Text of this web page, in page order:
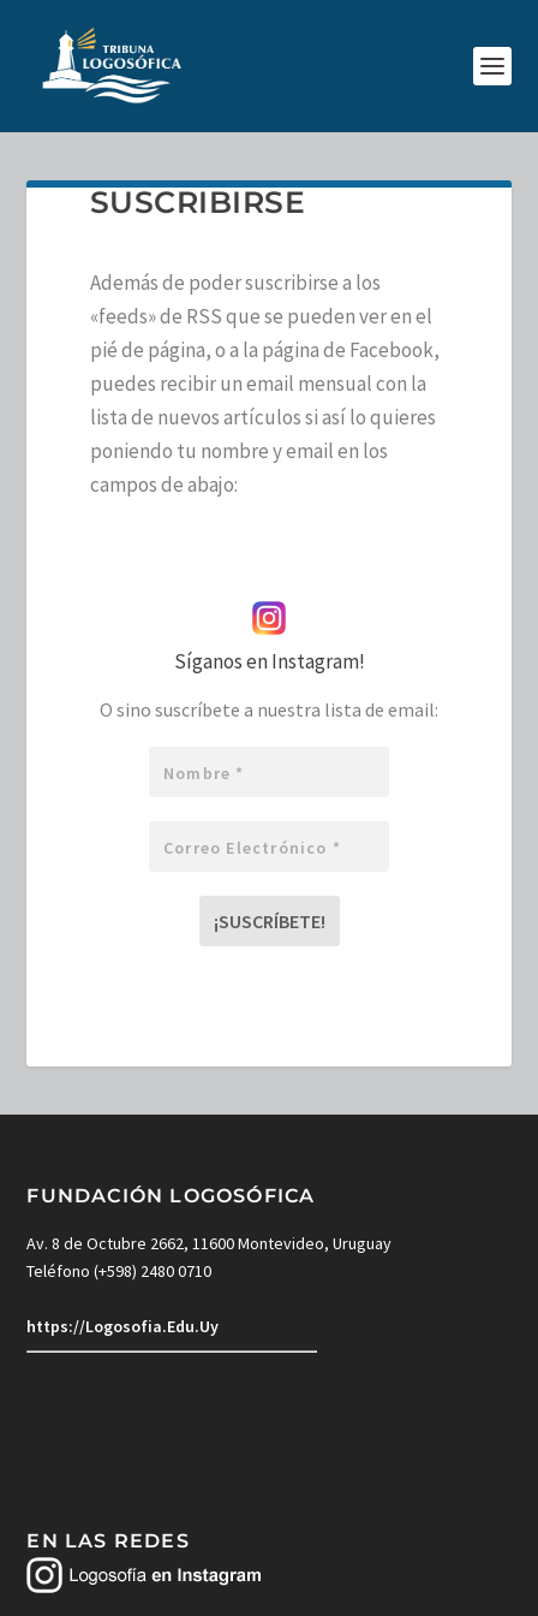
SUSCRIBIRSE
Además de poder suscribirse a los
«feeds» de RSS que se pueden ver en el
pié de página, o a la página de Facebook,
puedes recibir un email mensual con la
lista de nuevos artículos si así lo quieres
poniendo tu nombre y email en los
campos de abajo:
Síganos en Instagram!
O sino suscríbete a nuestra lista de email:
electrónico
FUNDACIÓN LOGOSÓFICA
Av. 8 de Octubre 2662, 11600 Montevideo, Uruguay
Teléfono (+598) 2480 0710
https://Logosofia.Edu.Uy
EN LAS REDES